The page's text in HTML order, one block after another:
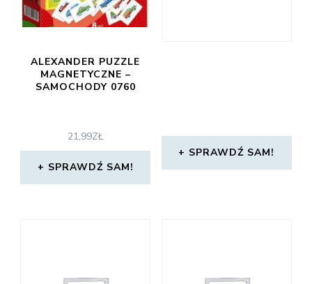
ALEXANDER PUZZLE
MAGNETYCZNE –
SAMOCHODY 0760
21,99ZŁ
SPRAWDŹ SAM!
SPRAWDŹ SAM!